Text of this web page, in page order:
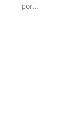
por...